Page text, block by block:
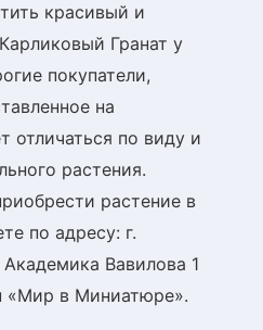
красивый и
Гранат у
покупатели,
на
отличаться по виду и
растения.
растение в
по адресу: г.
Вавилова 1
«Мир в Миниатюре».